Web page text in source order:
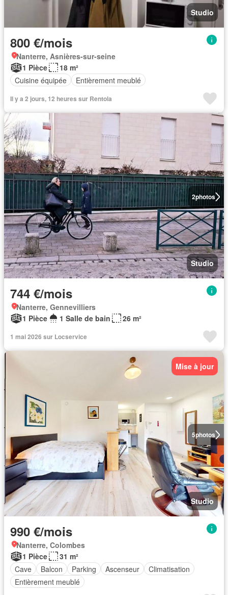
Studio
800 €/mois
Nanterre, Asnières-sur-seine
1 Pièce
18 m²
Cuisine équipée
Entièrement meublé
Il y a 2 jours, 12 heures sur Rentola
2photos
Studio
744 €/mois
Nanterre, Gennevilliers
1 Pièce
1 Salle de bain 26 m²
1 mai 2026 sur Locservice
5photos
Mise à jour
Studio
990 €/mois
Nanterre, Colombes
1 Pièce
31 m²
Cave
Balcon Parking Ascenseur
Climatisation
Entièrement meublé